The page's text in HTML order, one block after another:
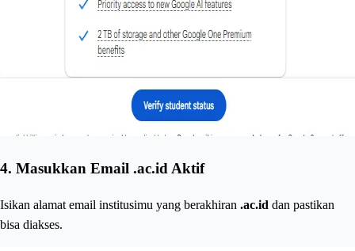
4. Masukkan Email .ac.id Aktif
Isikan alamat email institusimu yang berakhiran .ac.id dan pastikan
bisa diakses.